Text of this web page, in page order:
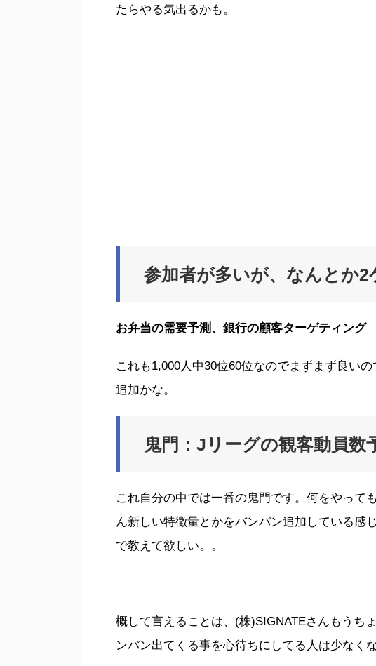
たらやる気出るかも。
参加者が多いが、なんとか
お弁当の需要予測、銀行の顧客ターゲティング
これも1,000人中30位60位なのでまずまず良い
追加かな。
鬼門：Jリーグの観客動員数
これ自分の中では一番の鬼門です。何をやって
ん新しい特徴量とかをバンバン追加している感
で教えて欲しい。。
概して言えることは、(株)SIGNATEさんもうち
ンバン出てくる事を心待ちにしてる人は少なく